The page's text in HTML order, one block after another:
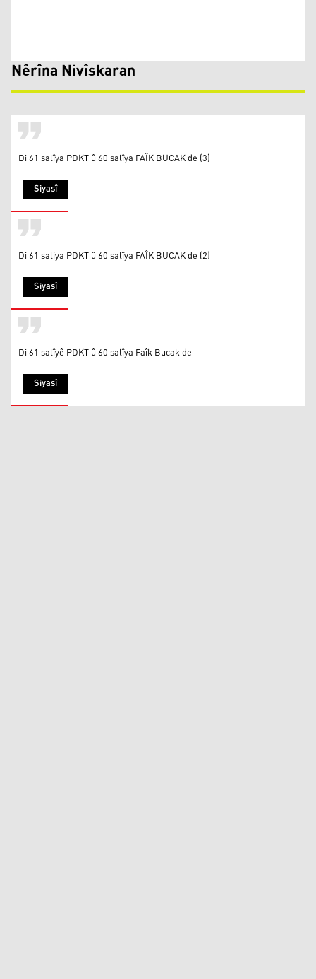
Nêrîna Nivîskaran
Siyasî
Di 61 salîya PDKT û 60 salîya FAÎK BUCAK de (3)
Siyasî
Di 61 saliya PDKT û 60 salîya FAÎK BUCAK de (2)
Siyasî
Di 61 salîyê PDKT û 60 salîya Faîk Bucak de